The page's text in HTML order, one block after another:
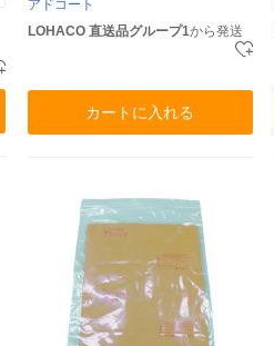
アドコート
LOHACO 直送品グループ1から発送
カートに入れる